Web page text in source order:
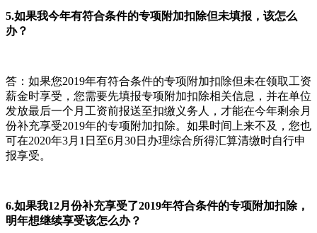
5.如果我今年有符合条件的专项附加扣除但未填报，该怎么
办？
答：如果您2019年有符合条件的专项附加扣除但未在领取工资
薪金时享受，您需要先填报专项附加扣除相关信息，并在单位
发放最后一个月工资前报送至扣缴义务人，才能在今年剩余月
份补充享受2019年的专项附加扣除。如果时间上来不及，您也
可在2020年3月1日至6月30日办理综合所得汇算清缴时自行申
报享受。
6.如果我12月份补充享受了2019年符合条件的专项附加扣除，
明年想继续享受该怎么办？